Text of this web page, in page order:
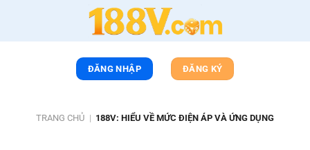
nội
ĐĂNG NHẬP ĐĂNG KÝ
TRANG CHỦ | 188V: HIỂU VỀ MỨC ĐIỆN ÁP VÀ ỨNG DỤNG